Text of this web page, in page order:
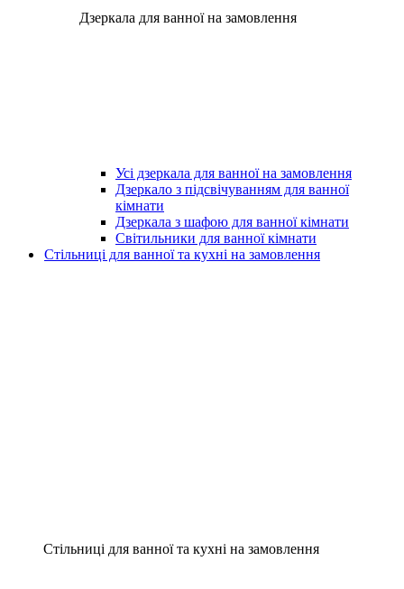
Дзеркала для ванної на замовлення
Усі дзеркала для ванної на замовлення
Дзеркало з підсвічуванням для ванної
кімнати
Дзеркала з шафою для ванної кімнати
Світильники для ванної кімнати
Стільниці для ванної та кухні на замовлення
Стільниці для ванної та кухні на замовлення